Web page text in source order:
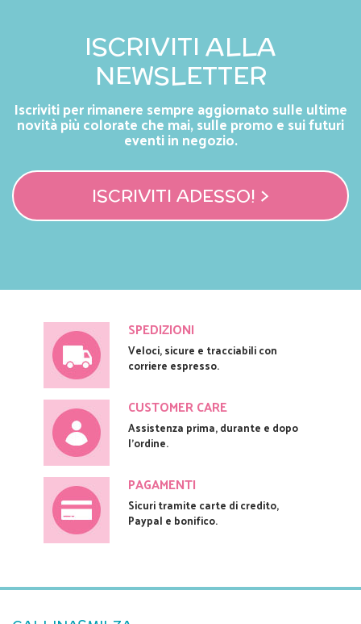
ISCRIVITI ALLA
NEWSLETTER
Iscriviti per rimanere sempre aggiornato sulle ultime
novità più colorate che mai, sulle promo e sui futuri
eventi in negozio.
ISCRIVITI ADESSO! >
SPEDIZIONI
Veloci, sicure e tracciabili con
corriere espresso.
CUSTOMER CARE
Assistenza prima, durante e dopo
l'ordine.
PAGAMENTI
Sicuri tramite carte di credito,
Paypal e bonifico.